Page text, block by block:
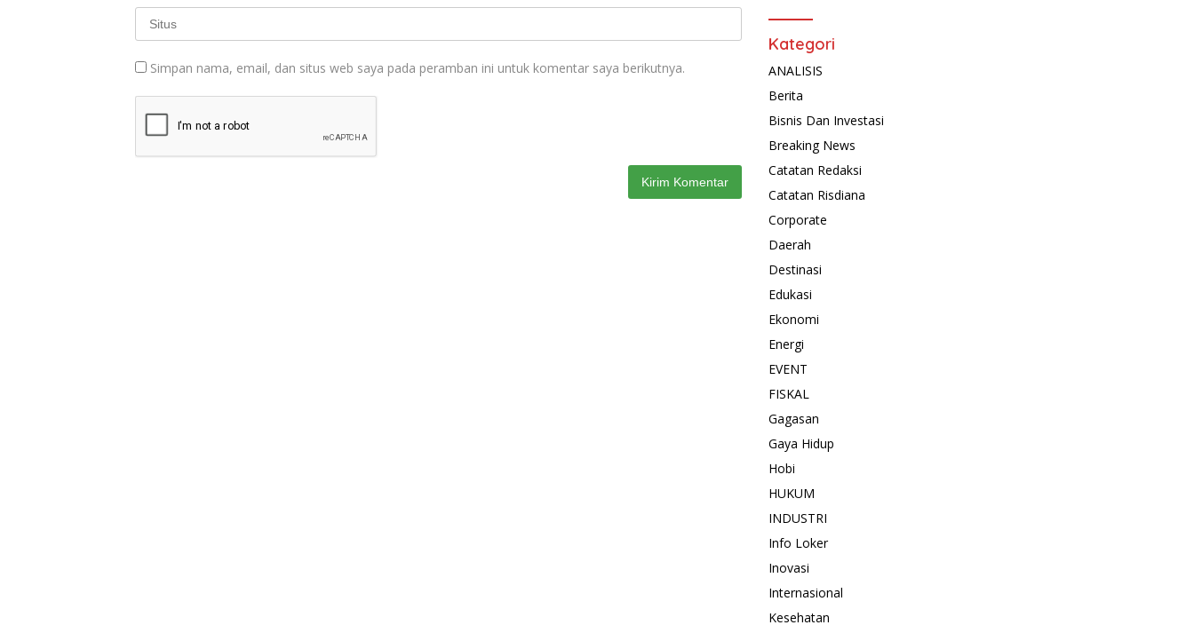
Simpan nama, email, dan situs web saya pada peramban ini untuk komentar saya berikutnya.
Kategori
ANALISIS
Berita
Bisnis Dan Investasi
Breaking News
Catatan Redaksi
Catatan Risdiana
Corporate
Daerah
Destinasi
Edukasi
Ekonomi
Energi
EVENT
FISKAL
Gagasan
Gaya Hidup
Hobi
HUKUM
INDUSTRI
Info Loker
Inovasi
Internasional
Kesehatan